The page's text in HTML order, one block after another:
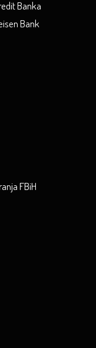
Banka
Bank
FBiH